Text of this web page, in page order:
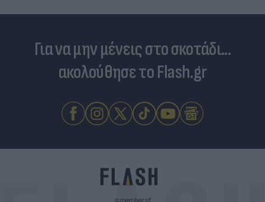
Για να μην μένεις στο σκοτάδι...
ακολούθησε το Flash.gr